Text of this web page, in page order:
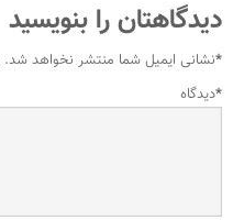
دیدگاهتان را بنویسید
نشانی ایمیل شما منتشر نخواهد شد.*
دیدگاه*